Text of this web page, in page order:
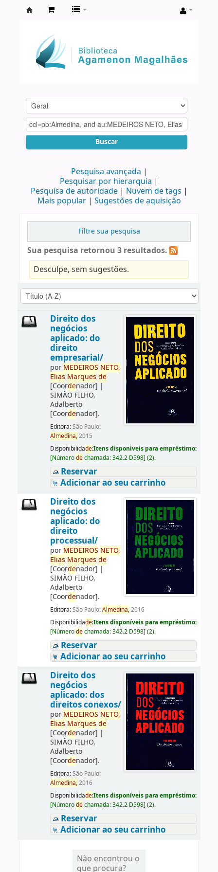
Agamenon
Magalhães
Buscar
Pesquisa avançada
Pesquisar por hierarquia
Pesquisa de autoridade
Nuvem de tags
Mais popular
Sugestões de aquisição
Filtre sua pesquisa
Sua pesquisa retornou 3 resultados.
Desculpe, sem sugestões.
Direito dos
negócios
aplicado: do
direito
empresarial/
por MEDEIROS NETO,
Elias Marques de
[Coordenador] |
SIMÃO FILHO,
Adalberto
[Coordenador].
Editora:São Paulo:
Almedina,2015
Disponibilidade:Itens disponíveis para empréstimo:
[Númerodechamada:342.2 D598] (2).
Reservar
Adicionar ao seu carrinho
Direito dos
negócios
aplicado: do
direito
processual/
por MEDEIROS NETO,
Elias Marques de
[Coordenador] |
SIMÃO FILHO,
Adalberto
[Coordenador].
Editora:São Paulo:Almedina,2016
Disponibilidade:Itens disponíveis para empréstimo:
[Númerodechamada:342.2 D598] (2).
Reservar
Adicionar ao seu carrinho
Direito dos
negócios
aplicado: dos
direitos conexos/
por MEDEIROS NETO,
Elias Marques de
[Coordenador] |
SIMÃO FILHO,
Adalberto
[Coordenador].
Editora:São Paulo:
Almedina,2016
Disponibilidade:Itens disponíveis para empréstimo:
[Númerodechamada:342.2 D598] (2).
Reservar
Adicionar ao seu carrinho
Não encontrou o
que procura?